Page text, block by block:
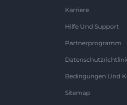
Karriere
Hilfe Und Support
Partnerprogramm
Bedingungen Und
Sitemap